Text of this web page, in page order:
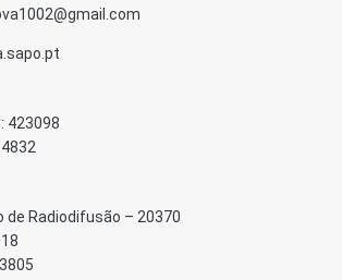
423098
de Radiodifusão – 20370